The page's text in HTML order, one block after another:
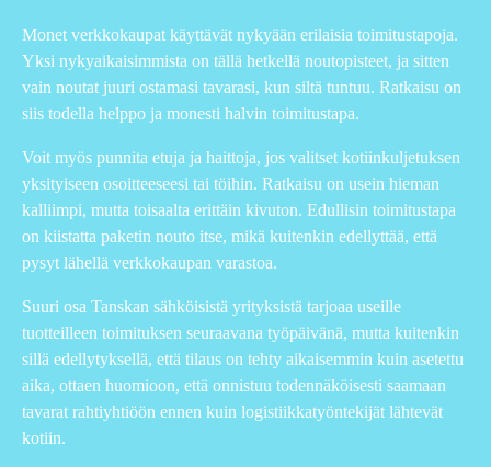
Monet verkkokaupat käyttävät nykyään erilaisia toimitustapoja.
Yksi nykyaikaisimmista on tällä hetkellä noutopisteet, ja sitten
vain noutat juuri ostamasi tavarasi, kun siltä tuntuu. Ratkaisu on
siis todella helppo ja monesti halvin toimitustapa.
Voit myös punnita etuja ja haittoja, jos valitset kotiinkuljetuksen
yksityiseen osoitteeseesi tai töihin. Ratkaisu on usein hieman
kalliimpi, mutta toisaalta erittäin kivuton. Edullisin toimitustapa
on kiistatta paketin nouto itse, mikä kuitenkin edellyttää, että
pysyt lähellä verkkokaupan varastoa.
Suuri osa Tanskan sähköisistä yrityksistä tarjoaa useille
tuotteilleen toimituksen seuraavana työpäivänä, mutta kuitenkin
sillä edellytyksellä, että tilaus on tehty aikaisemmin kuin asetettu
aika, ottaen huomioon, että onnistuu todennäköisesti saamaan
tavarat rahtiyhtiöön ennen kuin logistiikkatyöntekijät lähtevät
kotiin.